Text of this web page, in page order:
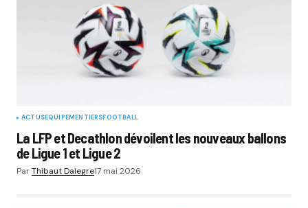
ACTUSEQUIPEMENTIERSFOOTBALL
La LFP et Decathlon dévoilent les nouveaux ballons
de Ligue 1 et Ligue 2
ParThibaut Dalegre17 mai 2026